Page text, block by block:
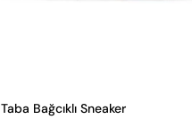
Taba Bağcıklı Sneaker